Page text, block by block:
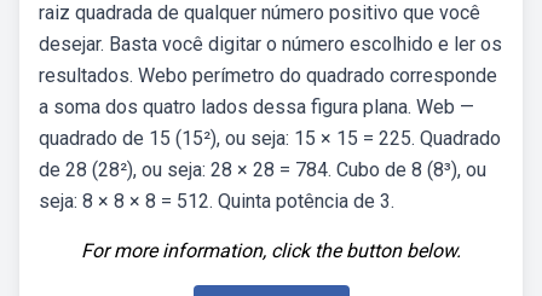
raiz quadrada de qualquer número positivo que você
desejar. Basta você digitar o número escolhido e ler os
resultados. Webo perímetro do quadrado corresponde
a soma dos quatro lados dessa figura plana. Web —
quadrado de 15 (15²), ou seja: 15 × 15 = 225. Quadrado
de 28 (28²), ou seja: 28 × 28 = 784. Cubo de 8 (8³), ou
seja: 8 × 8 × 8 = 512. Quinta potência de 3.
For more information, click the button below.